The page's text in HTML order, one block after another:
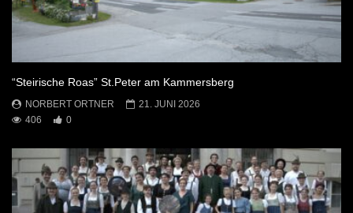
“Steirische Roas” St.Peter am Kammersberg
NORBERT ORTNER
21. JUNI 2026
406
0